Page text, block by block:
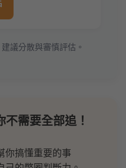
議分散與審慎評估。
需要全部追！
你搞懂重要的事